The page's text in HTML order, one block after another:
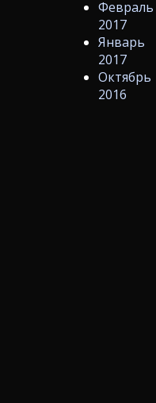
Февраль
2017
Январь
2017
Октябрь
2016